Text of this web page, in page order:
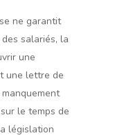
ne garantit
salariés, la
une
une lettre de
le temps de
législation